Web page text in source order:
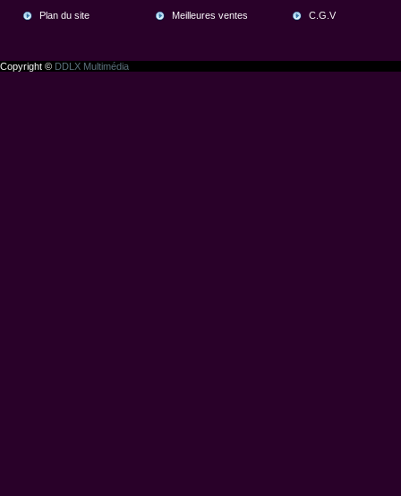
Plan du site
Meilleures ventes
C.G.V
Copyright © DDLX Multimédia